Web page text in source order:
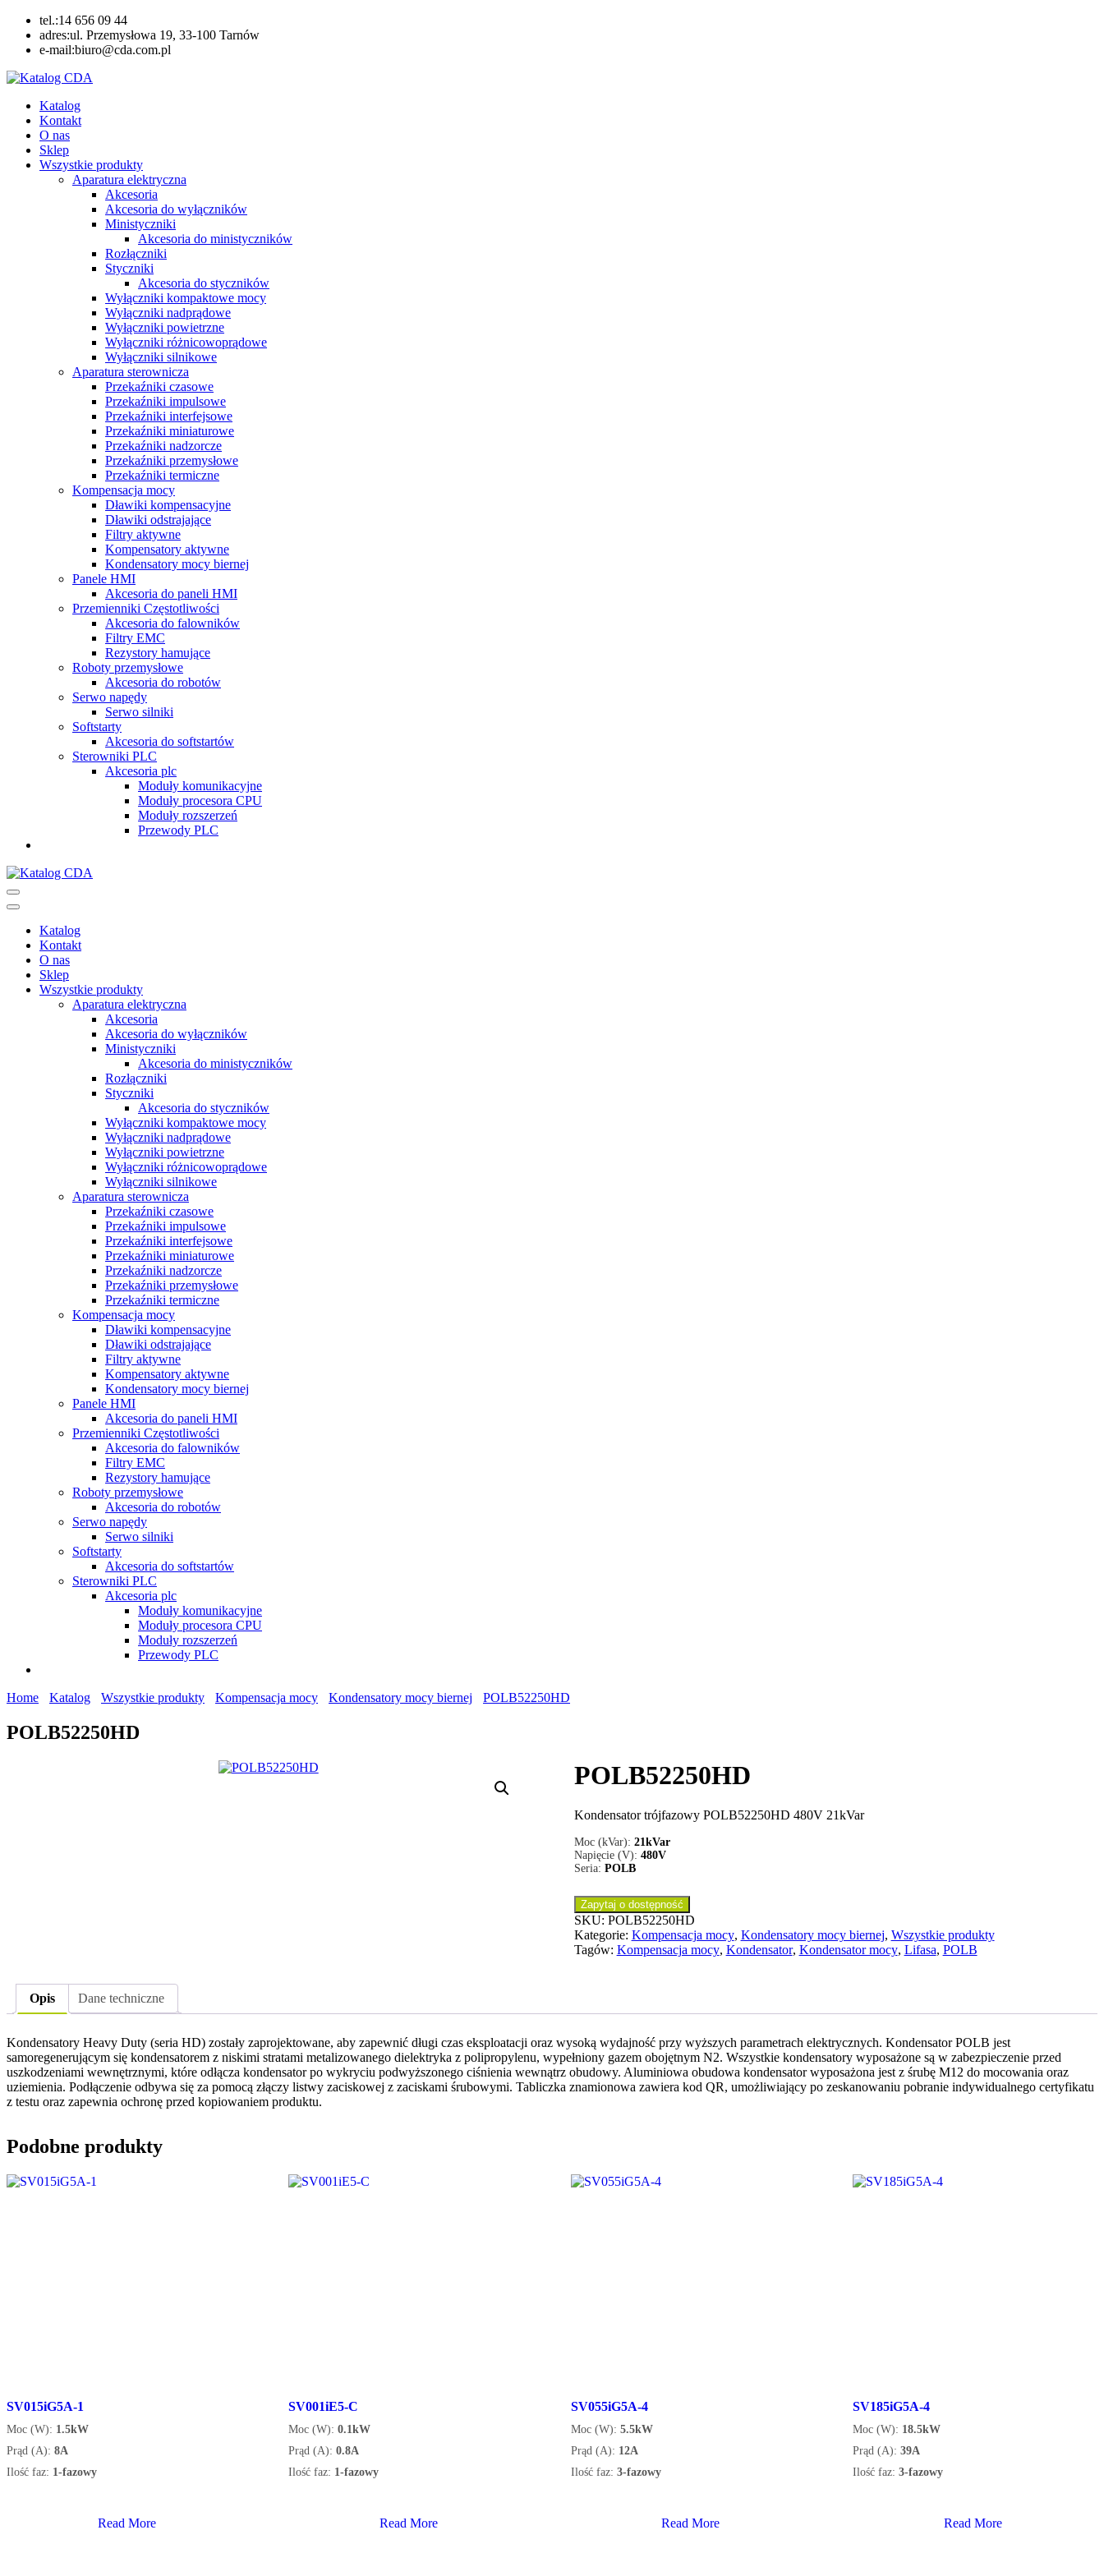
Skip
content
tel.:14 656 09 44
adres:ul. Przemysłowa 19, 33-100 Tarnów
e-mail:biuro@cda.com.pl
Katalog CDA
Automatyka przemysłowa
Katalog
Kontakt
O nas
Sklep
Wszystkie produkty
Aparatura elektryczna
Akcesoria
Akcesoria do wyłączników
Ministyczniki
Akcesoria do ministyczników
Rozłączniki
Styczniki
Akcesoria do styczników
Wyłączniki kompaktowe mocy
Wyłączniki nadprądowe
Wyłączniki powietrzne
Wyłączniki różnicowoprądowe
Wyłączniki silnikowe
Aparatura sterownicza
Przekaźniki czasowe
Przekaźniki impulsowe
Przekaźniki interfejsowe
Przekaźniki miniaturowe
Przekaźniki nadzorcze
Przekaźniki przemysłowe
Przekaźniki termiczne
Kompensacja mocy
Dławiki kompensacyjne
Dławiki odstrajające
Filtry aktywne
Kompensatory aktywne
Kondensatory mocy biernej
Panele HMI
Akcesoria do paneli HMI
Przemienniki Częstotliwości
Akcesoria do falowników
Filtry EMC
Rezystory hamujące
Roboty przemysłowe
Akcesoria do robotów
Serwo napędy
Serwo silniki
Softstarty
Akcesoria do softstartów
Sterowniki PLC
Akcesoria plc
Moduły komunikacyjne
Moduły procesora CPU
Moduły rozszerzeń
Przewody PLC
Katalog
Kontakt
O nas
Sklep
Wszystkie produkty
Aparatura elektryczna
Akcesoria
Akcesoria do wyłączników
Ministyczniki
Akcesoria do ministyczników
Rozłączniki
Styczniki
Akcesoria do styczników
Wyłączniki kompaktowe mocy
Wyłączniki nadprądowe
Wyłączniki powietrzne
Wyłączniki różnicowoprądowe
Wyłączniki silnikowe
Aparatura sterownicza
Przekaźniki czasowe
Przekaźniki impulsowe
Przekaźniki interfejsowe
Przekaźniki miniaturowe
Przekaźniki nadzorcze
Przekaźniki przemysłowe
Przekaźniki termiczne
Kompensacja mocy
Dławiki kompensacyjne
Dławiki odstrajające
Filtry aktywne
Kompensatory aktywne
Kondensatory mocy biernej
Panele HMI
Akcesoria do paneli HMI
Przemienniki Częstotliwości
Akcesoria do falowników
Filtry EMC
Rezystory hamujące
Roboty przemysłowe
Akcesoria do robotów
Serwo napędy
Serwo silniki
Softstarty
Akcesoria do softstartów
Sterowniki PLC
Akcesoria plc
Moduły komunikacyjne
Moduły procesora CPU
Moduły rozszerzeń
Przewody PLC
Home Katalog Wszystkie produkty Kompensacja mocy Kondensatory mocy biernej POLB52250HD
POLB52250HD
POLB52250HD
Kondensator trójfazowy POLB52250HD 480V 21kVar
Moc (kVar): 21kVar
Napięcie (V): 480V
Seria: POLB
Zapytaj o dostępność
SKU: POLB52250HD
Kategorie: Kompensacja mocy, Kondensatory mocy biernej, Wszystkie produkty
Tagów: Kompensacja mocy, Kondensator, Kondensator mocy, Lifasa, POLB
Opis Dane techniczne
Kondensatory Heavy Duty (seria HD) zostały zaprojektowane, aby zapewnić długi czas eksploatacji oraz wysoką wydajność przy wyższych parametrach elektrycznych. Kondensator POLB jest
samoregenerującym się kondensatorem z niskimi stratami metalizowanego dielektryka z polipropylenu, wypełniony gazem obojętnym N2. Wszystkie kondensatory wyposażone są w zabezpieczenie przed
uszkodzeniami wewnętrznymi, które odłącza kondensator po wykryciu podwyższonego ciśnienia wewnątrz obudowy. Aluminiowa obudowa kondensator wyposażona jest z śrubę M12 do mocowania oraz
uziemienia. Podłączenie odbywa się za pomocą złączy listwy zaciskowej z zaciskami śrubowymi. Tabliczka znamionowa zawiera kod QR, umożliwiający po zeskanowaniu pobranie indywidualnego certyfikatu
z testu oraz zapewnia ochronę przed kopiowaniem produktu.
Podobne produkty
SV015iG5A-1
Moc (W): 1.5kW
Prąd (A): 8A
Ilość faz: 1-fazowy
Read More
SV001iE5-C
Moc (W):0.1kW
Prąd (A):0.8A
Ilość faz: 1-fazowy
Read More
SV055iG5A-4
Moc (W): 5.5kW
Prąd (A): 12A
Ilość faz: 3-fazowy
Read More
SV185iG5A-4
Moc (W): 18.5kW
Prąd (A): 39A
Ilość faz: 3-fazowy
Read More